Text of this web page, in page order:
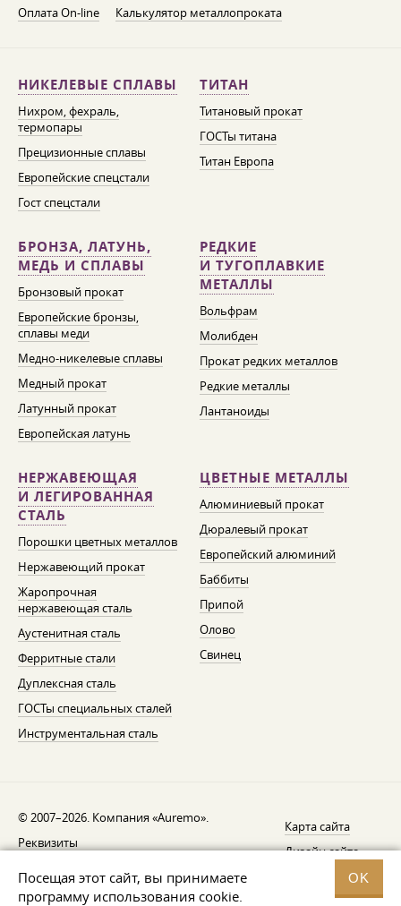
Посещая этот сайт, вы принимаете
программу использования cookie.
OK
Оплата On-line Калькулятор металлопроката
НИКЕЛЕВЫЕ СПЛАВЫ
Нихром, фехраль,
термопары
Прецизионные сплавы
Европейские спецстали
Гост спецстали
ТИТАН
Титановый прокат
ГОСТы титана
Титан Европа
БРОНЗА, ЛАТУНЬ,
МЕДЬ И СПЛАВЫ
Бронзовый прокат
Европейские бронзы,
сплавы меди
Медно-никелевые сплавы
Медный прокат
Латунный прокат
Европейская латунь
РЕДКИЕ
И ТУГОПЛАВКИЕ
МЕТАЛЛЫ
Вольфрам
Молибден
Прокат редких металлов
Редкие металлы
Лантаноиды
НЕРЖАВЕЮЩАЯ
И ЛЕГИРОВАННАЯ
СТАЛЬ
Порошки цветных металлов
Нержавеющий прокат
Жаропрочная
нержавеющая сталь
Аустенитная сталь
Ферритные стали
Дуплексная сталь
ГОСТы специальных сталей
Инструментальная сталь
ЦВЕТНЫЕ МЕТАЛЛЫ
Алюминиевый прокат
Дюралевый прокат
Европейский алюминий
Баббиты
Припой
Олово
Свинец
© 2007–2026. Компания «Auremo».
Реквизиты
Уведомление об отзыве
Карта сайта
Дизайн сайта —